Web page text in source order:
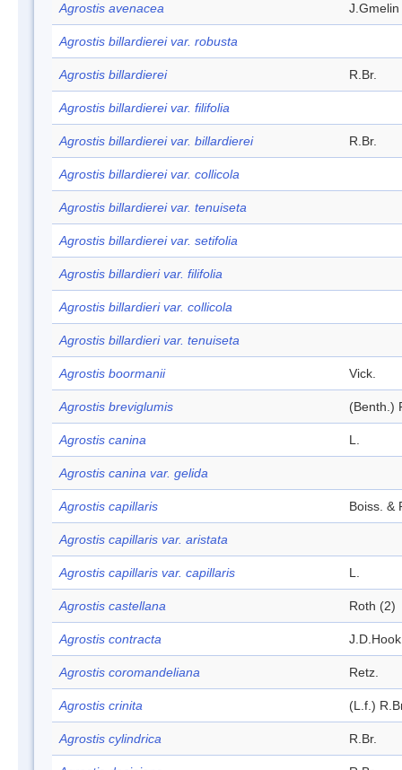
Agrostis avenacea J.Gmelin
Agrostis billardierei var. robusta
Agrostis billardierei R.Br.
Agrostis billardierei var. filifolia
Agrostis billardierei var. billardierei R.Br.
Agrostis billardierei var. collicola
Agrostis billardierei var. tenuiseta
Agrostis billardierei var. setifolia
Agrostis billardieri var. filifolia
Agrostis billardieri var. collicola
Agrostis billardieri var. tenuiseta
Agrostis boormanii Vick.
Agrostis breviglumis (Benth.)
Agrostis canina L.
Agrostis canina var. gelida
Agrostis capillaris Boiss. &
Agrostis capillaris var. aristata
Agrostis capillaris var. capillaris L.
Agrostis castellana Roth (2)
Agrostis contracta
Agrostis coromandeliana Retz.
Agrostis crinita (L.f.)
Agrostis cylindrica R.Br.